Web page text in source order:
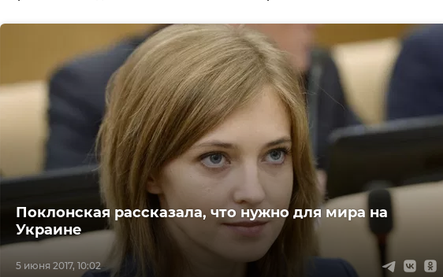
5 июня 2017, 10:02
Поклонская рассказала, что нужно для мира на
Украине